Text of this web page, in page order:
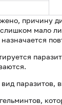
причину
мало